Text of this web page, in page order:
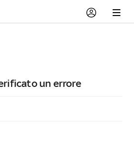
un errore